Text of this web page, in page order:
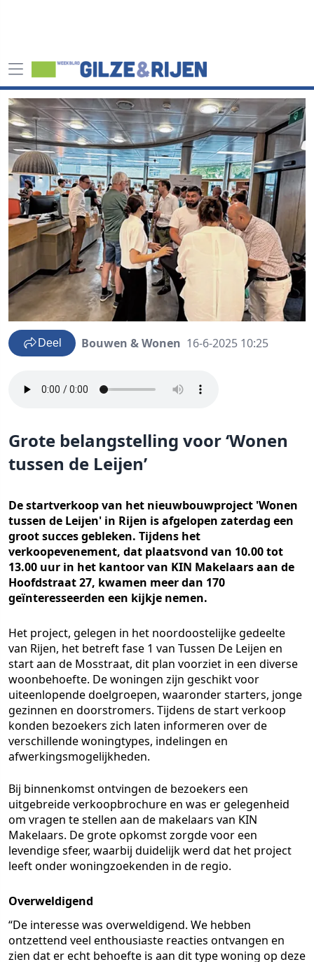
Deel Bouwen & Wonen 16-6-2025 10:25
Grote belangstelling voor ‘Wonen
tussen de Leijen’
De startverkoop van het nieuwbouwproject 'Wonen
tussen de Leijen' in Rijen is afgelopen zaterdag een
groot succes gebleken. Tijdens het
verkoopevenement, dat plaatsvond van 10.00 tot
13.00 uur in het kantoor van KIN Makelaars aan de
Hoofdstraat 27, kwamen meer dan 170
geïnteresseerden een kijkje nemen.
Het project, gelegen in het noordoostelijke gedeelte
van Rijen, het betreft fase 1 van Tussen De Leijen en
start aan de Mosstraat, dit plan voorziet in een diverse
woonbehoefte. De woningen zijn geschikt voor
uiteenlopende doelgroepen, waaronder starters, jonge
gezinnen en doorstromers. Tijdens de start verkoop
konden bezoekers zich laten informeren over de
verschillende woningtypes, indelingen en
afwerkingsmogelijkheden.
Bij binnenkomst ontvingen de bezoekers een
uitgebreide verkoopbrochure en was er gelegenheid
om vragen te stellen aan de makelaars van KIN
Makelaars. De grote opkomst zorgde voor een
levendige sfeer, waarbij duidelijk werd dat het project
leeft onder woningzoekenden in de regio.
Overweldigend
“De interesse was overweldigend. We hebben
ontzettend veel enthousiaste reacties ontvangen en
zien dat er echt behoefte is aan dit type woning op deze